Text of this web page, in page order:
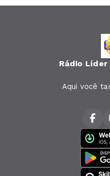
Rádio
Aqui você